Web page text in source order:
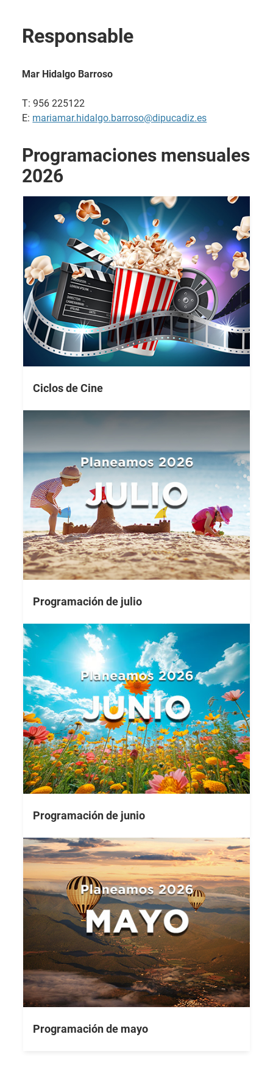
Responsable
Mar Hidalgo Barroso
T: 956 225122
E: mariamar.hidalgo.barroso@dipucadiz.es
Programaciones mensuales
2026
Ciclos de Cine
Programación de julio
Programación de junio
Programación de mayo